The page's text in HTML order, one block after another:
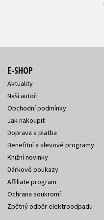
E-SHOP
Aktuality
Naši autoři
Obchodní podmínky
Jak nakoupit
Doprava a platba
Benefitní a slevové programy
Knižní novinky
Dárkové poukazy
Affiliate program
Ochrana soukromí
Zpětný odběr elektroodpadu